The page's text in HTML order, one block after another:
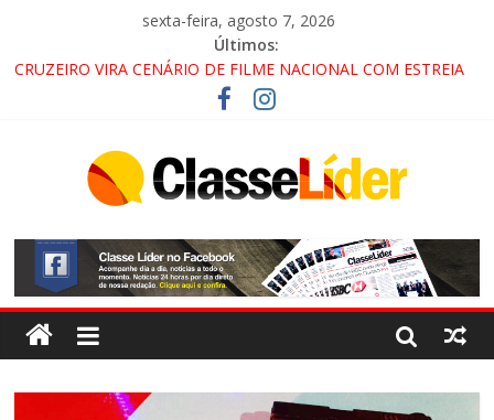
sexta-feira, agosto 7, 2026
Últimos:
CRUZEIRO VIRA CENÁRIO DE FILME NACIONAL COM ESTREIA
PROMOTOR DO GAECO
ACESSO À APARECIDA NA DUTRA SERÁ BLOQUEADO NO FIM
ALTERNATIVAS
LORENA, PINDAMONHANGABA E QUELUZ NA RETA FINAL
PELA FÁBRICA DA COCA-COLA!